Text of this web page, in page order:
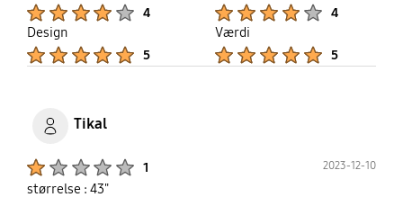
4
4
Design
5
Værdi
5
Tikal
1 2023-12-10
størrelse : 43"